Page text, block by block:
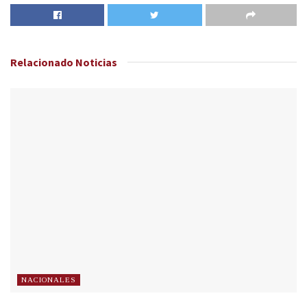
Relacionado Noticias
NACIONALES